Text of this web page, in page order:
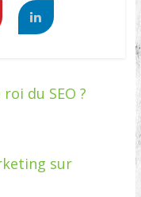
du SEO ?
sur